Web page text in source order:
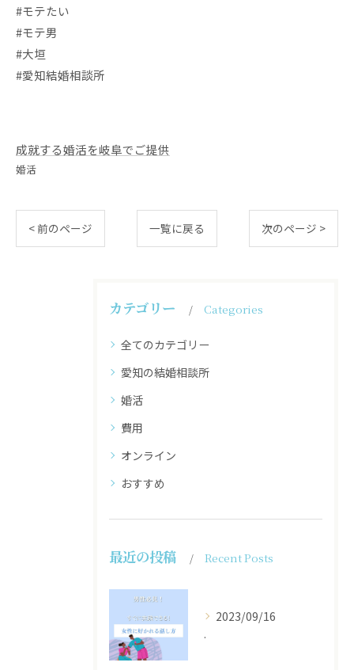
#モテたい
#モテ男
#大垣
#愛知結婚相談所
成就する婚活を岐阜でご提供
婚活
< 前のページ 一覧に戻る 次のページ >
カテゴリー Categories
全てのカテゴリー
愛知の結婚相談所
婚活
費用
オンライン
おすすめ
最近の投稿 Recent Posts
2023/09/16
.